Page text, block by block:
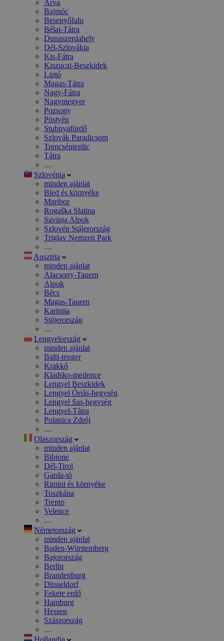
Árva
Bajmóc
Besenyőfalu
Bélai-Tátra
Dunaszerdahely
Dél-Szlovákia
Kis-Fátra
Kiszucai-Beszkidek
Liptó
Magas-Tátra
Nagy-Fátra
Nagymegyer
Pozsony
Pöstyén
Stubnyafürdő
Szlovák Paradicsom
Trencsénteplic
Tátra
…
Szlovénia
minden ajánlat
Bled és környéke
Maribor
Rogaška Slatina
Savinja Alpok
Szlovén Stájerország
Triglav Nemzeti Park
…
Ausztria
minden ajánlat
Alacsony-Tauern
Alpok
Bécs
Magas-Tauern
Karintia
Stájerország
…
Lengyelország
minden ajánlat
Balti-tenger
Krakkó
Kladsko-medence
Lengyel Beszkidek
Lengyel Óriás-hegység
Lengyel Sas-hegység
Lengyel-Tátra
Polanica Zdrój
…
Olaszország
minden ajánlat
Bibione
Dél-Tirol
Garda-tó
Rimini és környéke
Toszkána
Trento
Velence
…
Németország
minden ajánlat
Baden-Württemberg
Bajorország
Berlin
Brandenburg
Düsseldorf
Fekete erdő
Hamburg
Hessen
Szászország
…